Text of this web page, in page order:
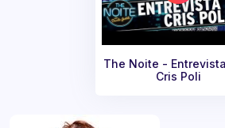
The Noite -
Cris Poli